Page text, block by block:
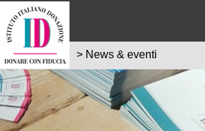
> News & eventi